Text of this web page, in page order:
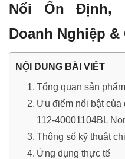
Nối Ổn Định,
Doanh Nghiệp
NỘI DUNG BÀI VIẾT
Tổng quan sản phẩm
Ưu điểm nổi bật của
112-40001104BL
Thông số kỹ thuật
Ứng dụng thực tế